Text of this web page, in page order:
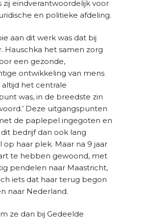
zij eindverantwoordelijk voor
en politieke afdeling.
aan dit werk was dat bij
Hauschka het samen zorg
een gezonde,
ontwikkeling van mens
altijd het centrale
was, in de breedste zin
Deze uitgangspunten
de paplepel ingegoten en
bedrijf dan ook lang
op haar plek. Maar na 9 jaar
te hebben gewoond, met
pendelen naar Maastricht,
iets dat haar terug begon
naar Nederland.
ze dan bij Gedeelde